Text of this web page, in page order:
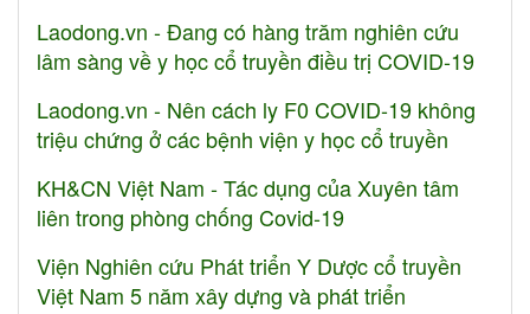
Laodong.vn - Đang có hàng trăm nghiên cứu
lâm sàng về y học cổ truyền điều trị COVID-19
Laodong.vn - Nên cách ly F0 COVID-19 không
triệu chứng ở các bệnh viện y học cổ truyền
KH&CN Việt Nam - Tác dụng của Xuyên tâm
liên trong phòng chống Covid-19
Viện Nghiên cứu Phát triển Y Dược cổ truyền
Việt Nam 5 năm xây dựng và phát triển